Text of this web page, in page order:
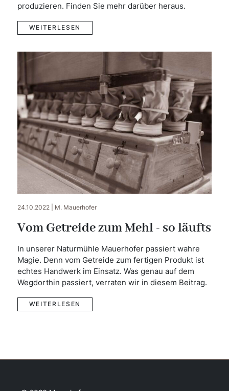
produzieren. Finden Sie mehr darüber heraus.
WEITERLESEN
24.10.2022 | M. Mauerhofer
Vom Getreide zum Mehl - so läufts
In unserer Naturmühle Mauerhofer passiert wahre
Magie. Denn vom Getreide zum fertigen Produkt ist
echtes Handwerk im Einsatz. Was genau auf dem
Wegdorthin passiert, verraten wir in diesem Beitrag.
WEITERLESEN